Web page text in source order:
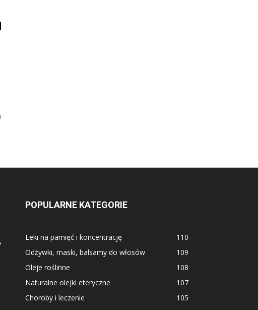
POPULARNE KATEGORIE
Leki na pamięć i koncentrację
110
Odżywki, maski, balsamy do włosów
109
Oleje roślinne
108
Naturalne olejki eteryczne
107
Choroby i leczenie
105